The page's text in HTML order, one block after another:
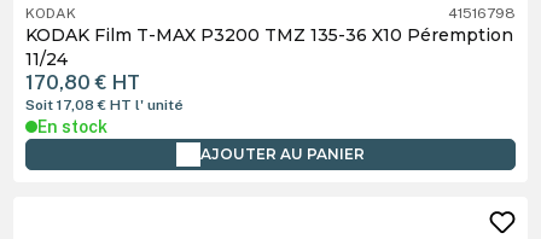
KODAK 41516798
KODAK Film T-MAX P3200 TMZ 135-36 X10 Péremption
11/24
170,80 € HT
Soit 17,08 €HTl' unité
En stock
AJOUTER AU PANIER